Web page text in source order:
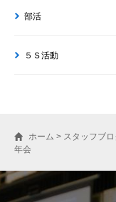
部活
５Ｓ活動
ホーム > スタッフブ
年会